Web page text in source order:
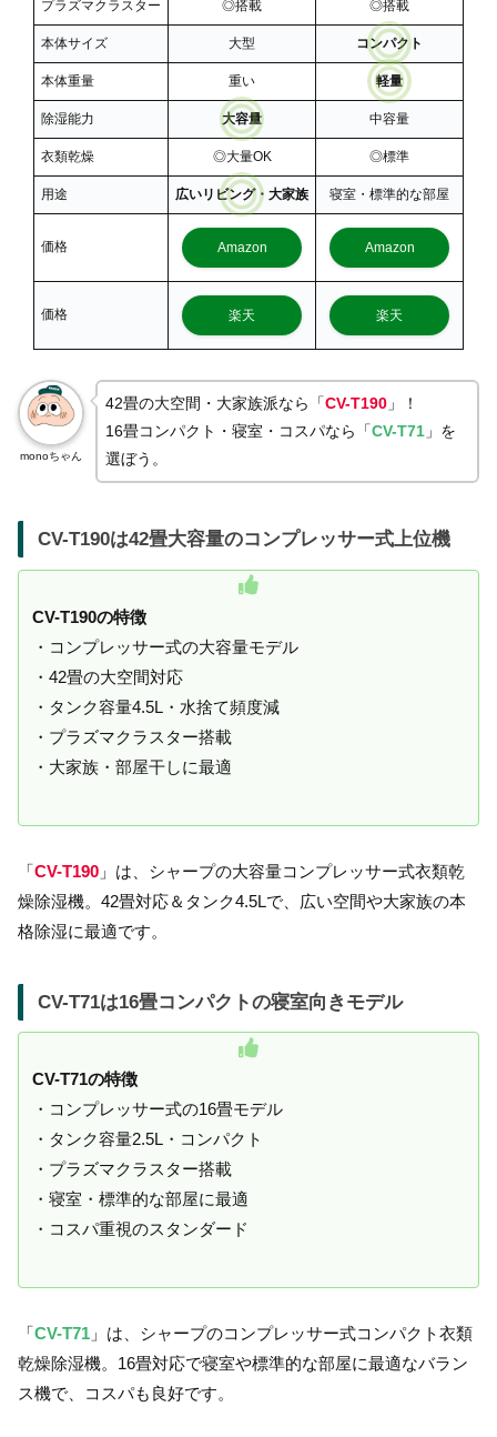
プラズマクラスター ◎搭載 ◎搭載
本体サイズ 大型 コンパクト
本体重量 重い 軽量
除湿能力 大容量 中容量
衣類乾燥 ◎大量OK ◎標準
用途 広いリビング・大家族 寝室・標準的な部屋
価格 Amazon Amazon
価格 楽天 楽天
monoちゃん
42畳の大空間・大家族派なら「CV-T190 」！
16畳コンパクト・寝室・コスパなら「CV-T71 」を
選ぼう。
CV-T190は42畳大容量のコンプレッサー式上位機
CV-T190の特徴
・コンプレッサー式の大容量モデル
・42畳の大空間対応
・タンク容量4.5L・水捨て頻度減
・プラズマクラスター搭載
・大家族・部屋干しに最適
「CV-T190 」は、シャープの大容量コンプレッサー式衣類乾
燥除湿機。42畳対応＆タンク4.5Lで、広い空間や大家族の本
格除湿に最適です。
CV-T71は16畳コンパクトの寝室向きモデル
CV-T71の特徴
・コンプレッサー式の16畳モデル
・タンク容量2.5L・コンパクト
・プラズマクラスター搭載
・寝室・標準的な部屋に最適
・コスパ重視のスタンダード
「 CV-T71 」は、シャープのコンプレッサー式コンパクト衣類
乾燥除湿機。16畳対応で寝室や標準的な部屋に最適なバラン
ス機で、コスパも良好です。